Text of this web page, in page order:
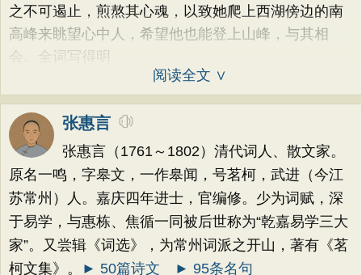
之不可遏止，煎熬其心魂，以致她爬上西湖傍边的南
高峰来眺望心中人，希望他也能登上山峰，与其相
会。全词写得明
阅读全文 ∨
张惠言
张惠言（1761～1802）清代词人、散文家。
原名一鸣，字皋文，一作皋闻，号茗柯，武进（今江
苏常州）人。嘉庆四年进士，官编修。少为词赋，深
于易学，与惠栋、焦循一同被后世称为“乾嘉易学三大
家”。又尝辑《词选》，为常州词派之开山，著有《茗
柯文集》。
► 50篇诗文 ► 95条名句